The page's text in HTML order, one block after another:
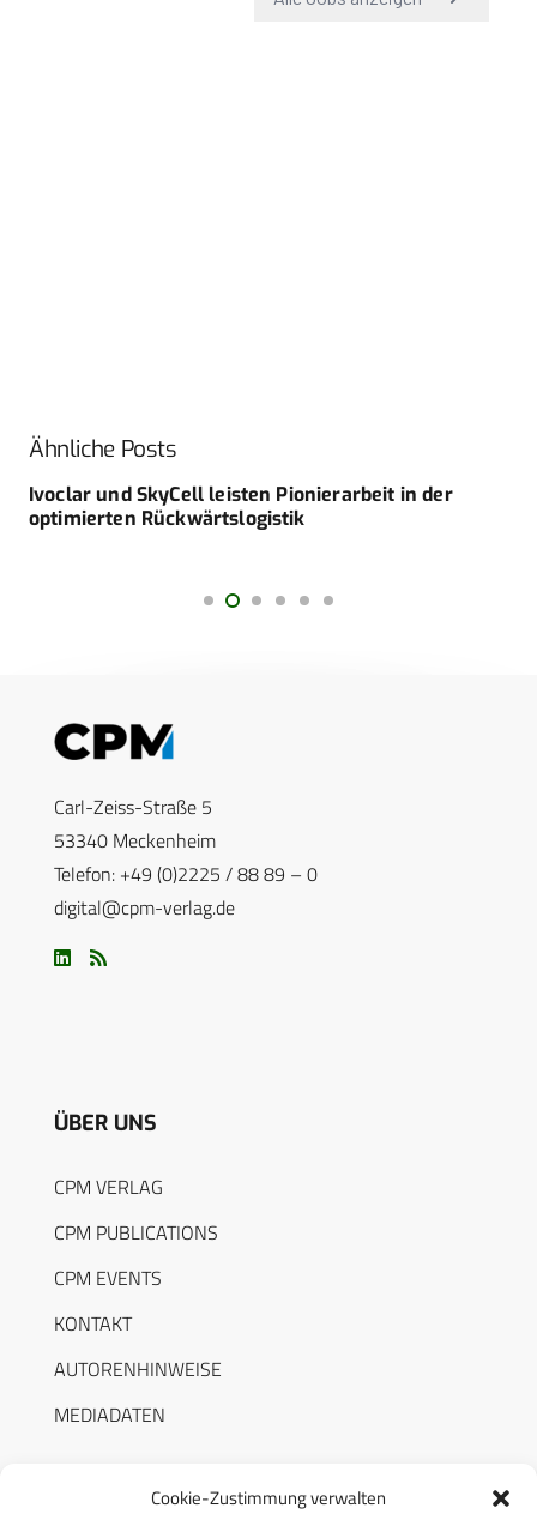
Cookie-Zustimmung verwalten
Ähnliche Posts
Ivoclar und SkyCell leisten Pionierarbeit in der
optimierten Rückwärtslogistik
Carl-Zeiss-Straße 5
53340 Meckenheim
Telefon: +49 (0)2225 / 88 89 – 0
digital@cpm-verlag.de
ÜBER UNS
CPM VERLAG
CPM PUBLICATIONS
CPM EVENTS
KONTAKT
AUTORENHINWEISE
MEDIADATEN